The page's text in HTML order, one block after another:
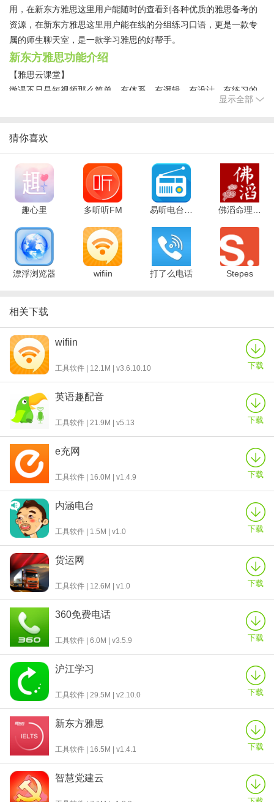
用，在新东方雅思这里用户能随时的查看到各种优质的雅思备考的
资源，在新东方雅思这里用户能在线的分组练习口语，更是一款专
属的师生聊天室，是一款学习雅思的好帮手。
新东方雅思功能介绍
【雅思云课堂】
微课不只是短视频那么简单。有体系、有逻辑、有设计、有练习的
课程才是好课程。形式上微内容上精学习效果妙，雅思云课堂帮你
【雅思资料精选】
浪费你的时间，加剧你的焦虑。让专业的老师挖掘出最权威有效的
备考资源，提高效率，拒绝浪费。
【互动课堂】
AlphaGo都四胜棋王了，新东方的课堂怎么会原地踏步，课堂同步
阅读带你练练练，随机分组陪你口语说说说，限时答题领你比比
比，有胆量挑战一下么，对了还有投票功能哦，今天午餐吃什么，
让我们投个票吧。
【师生聊天室】
【学习计划助手】
单词没背作业没完成系统自动提醒，专治处女座。
新东方雅思更新日志
1.云课堂新增片头并对播放器优化。
2.学路和入学测试分享页全新适配PC端。
3.修改bugs，提升稳定性。
显示全部
猜你喜欢
趣心里 多听听FM
漂浮浏览器 wifiin 打了么电话 Stepes
相关下载
wifiin
工具软件 | 12.1M | v3.6.10.10 下载
英语趣配音
工具软件 | 21.9M | v5.13 下载
e充网
工具软件 | 16.0M | v1.4.9 下载
内涵电台
工具软件 | 1.5M | v1.0 下载
货运网
工具软件 | 12.6M | v1.0 下载
360免费电话
工具软件 | 6.0M | v3.5.9 下载
沪江学习
工具软件 | 29.5M | v2.10.0 下载
新东方雅思
工具软件 | 16.5M | v1.4.1 下载
智慧党建云